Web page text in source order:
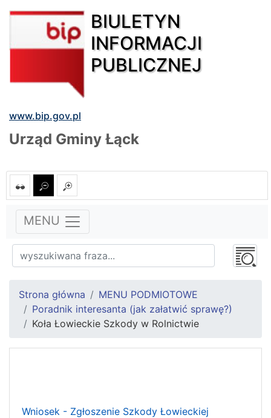
BIULETYN
INFORMACJI
PUBLICZNEJ
www.bip.gov.pl
Urząd Gminy Łąck
MENU
Strona główna
MENU PODMIOTOWE
Poradnik interesanta (jak załatwić sprawę?)
Koła Łowieckie Szkody w Rolnictwie
Wniosek - Zgłoszenie Szkody Łowieckiej